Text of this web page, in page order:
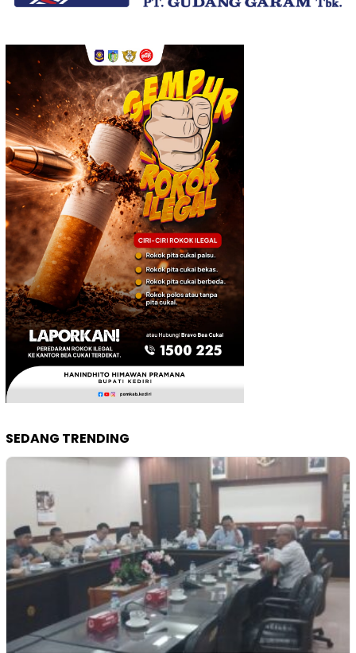
SEDANG TRENDING